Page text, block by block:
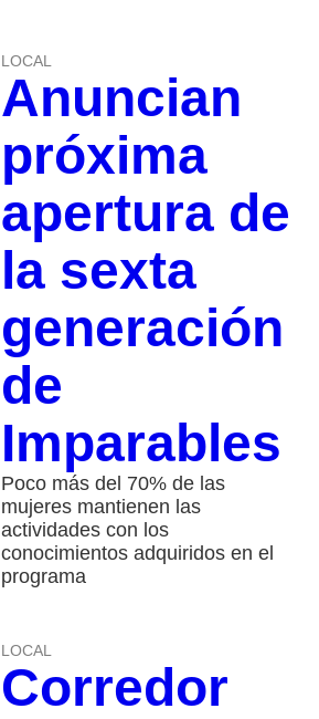
LOCAL
Anuncian
próxima
apertura de
la sexta
generación
de
Imparables
Poco más del 70% de las
mujeres mantienen las
actividades con los
conocimientos adquiridos en el
programa
LOCAL
Corredor